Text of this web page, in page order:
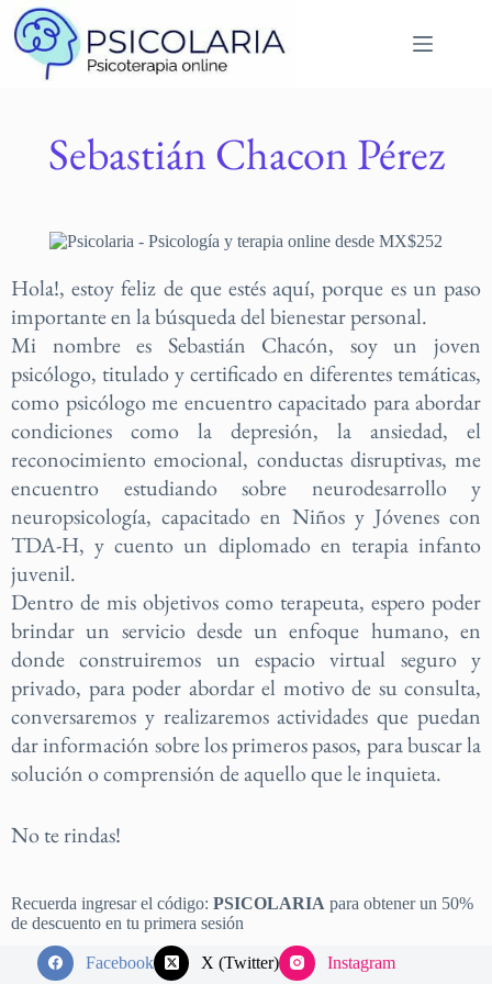
Sebastián Chacon Pérez
Hola!, estoy feliz de que estés aquí, porque es un paso
importante en la búsqueda del bienestar personal.
Mi nombre es Sebastián Chacón, soy un joven
psicólogo, titulado y certificado en diferentes temáticas,
como psicólogo me encuentro capacitado para abordar
condiciones como la depresión, la ansiedad, el
reconocimiento emocional, conductas disruptivas, me
encuentro estudiando sobre neurodesarrollo y
neuropsicología, capacitado en Niños y Jóvenes con
TDA-H, y cuento un diplomado en terapia infanto
juvenil.
Dentro de mis objetivos como terapeuta, espero poder
brindar un servicio desde un enfoque humano, en
donde construiremos un espacio virtual seguro y
privado, para poder abordar el motivo de su consulta,
conversaremos y realizaremos actividades que puedan
dar información sobre los primeros pasos, para buscar la
solución o comprensión de aquello que le inquieta.
No te rindas!
Recuerda ingresar el código: PSICOLARIA para obtener un 50%
de descuento en tu primera sesión
Facebook X (Twitter)
Instagram